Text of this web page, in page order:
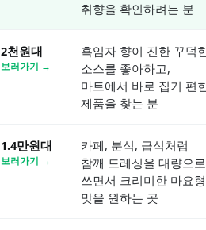
취향을 확인하려는 분
2천원대
보러가기 →
흑임자 향이 진한 꾸덕
소스를 좋아하고,
마트에서 바로 집기 편
제품을 찾는 분
1.4만원대
보러가기 →
카페, 분식, 급식처럼
참깨 드레싱을 대량으로
쓰면서 크리미한 마요형
맛을 원하는 곳